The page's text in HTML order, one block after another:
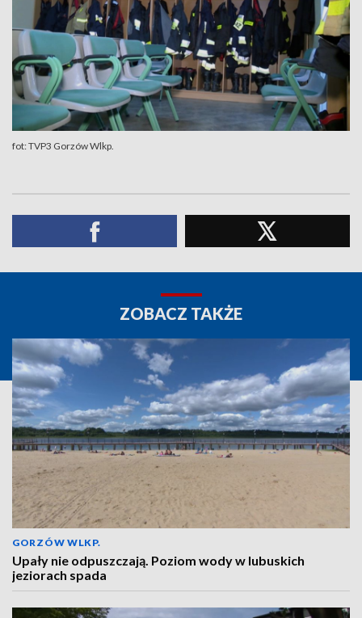
fot: TVP3 Gorzów Wlkp.
ZOBACZ TAKŻE
GORZÓW WLKP.
Upały nie odpuszczają. Poziom wody w lubuskich
jeziorach spada